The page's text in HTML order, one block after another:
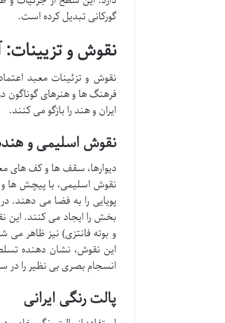
گورکانی تبدیل کرده است.
نقوش و تزیینات:
نقوش و تزئینات معبد
فرهنگ ها و هنرهای گوناگون
ایران و هند را بازگو می کنند.
نقوش اسلیمی و
دیوارها، سقف ها و کف های
نقوش اسلیمی، با پیچش ها و
پویایی را به فضا می دهند.
بخش را ایجاد می کنند. این
و بوته فانتزی) نیز ظاهر
این نقوش، نشان دهنده
انسجام بصری بی نظیر را در
پالت رنگی ایرانی